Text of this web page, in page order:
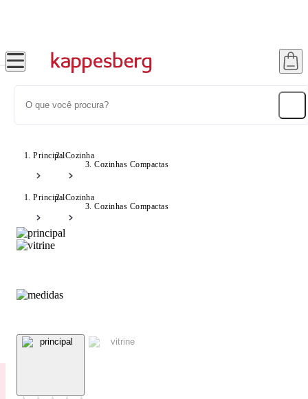
PrincipalCozinha
Cozinhas Compactas
PrincipalCozinha
Cozinhas Compactas